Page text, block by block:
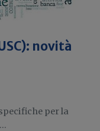
novità
per la